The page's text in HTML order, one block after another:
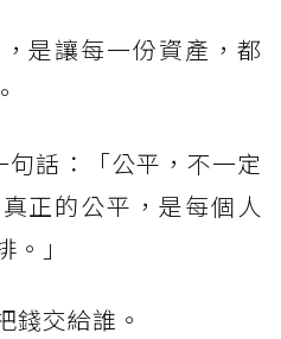
是讓每一份資產，都
話：「公平，不一定
正的公平，是每個人
」
錢交給誰。